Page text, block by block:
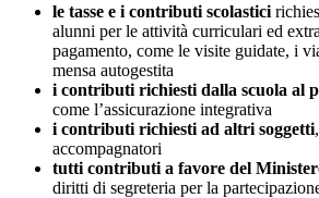
le tasse e i contributi scolastici
alunni per le attività curriculari ed
pagamento, come le visite guidate, i
mensa autogestita
i contributi richiesti dalla scuola al
come l’assicurazione integrativa
i contributi richiesti ad altri soggetti
accompagnatori
tutti contributi a favore del
diritti di segreteria per la